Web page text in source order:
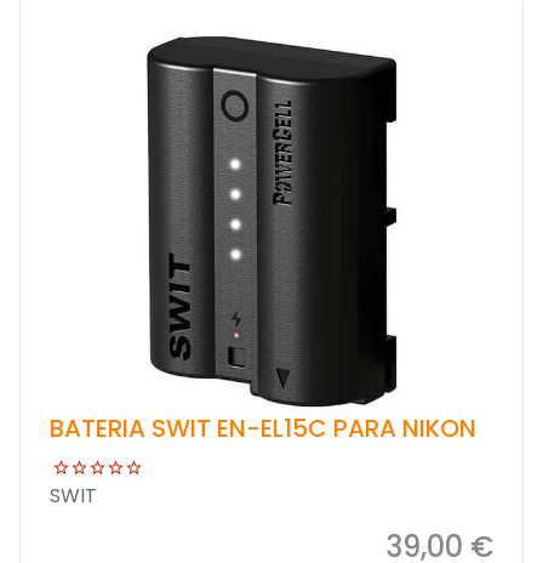
BATERIA SWIT EN-EL15C PARA NIKON
SWIT
39,00 €